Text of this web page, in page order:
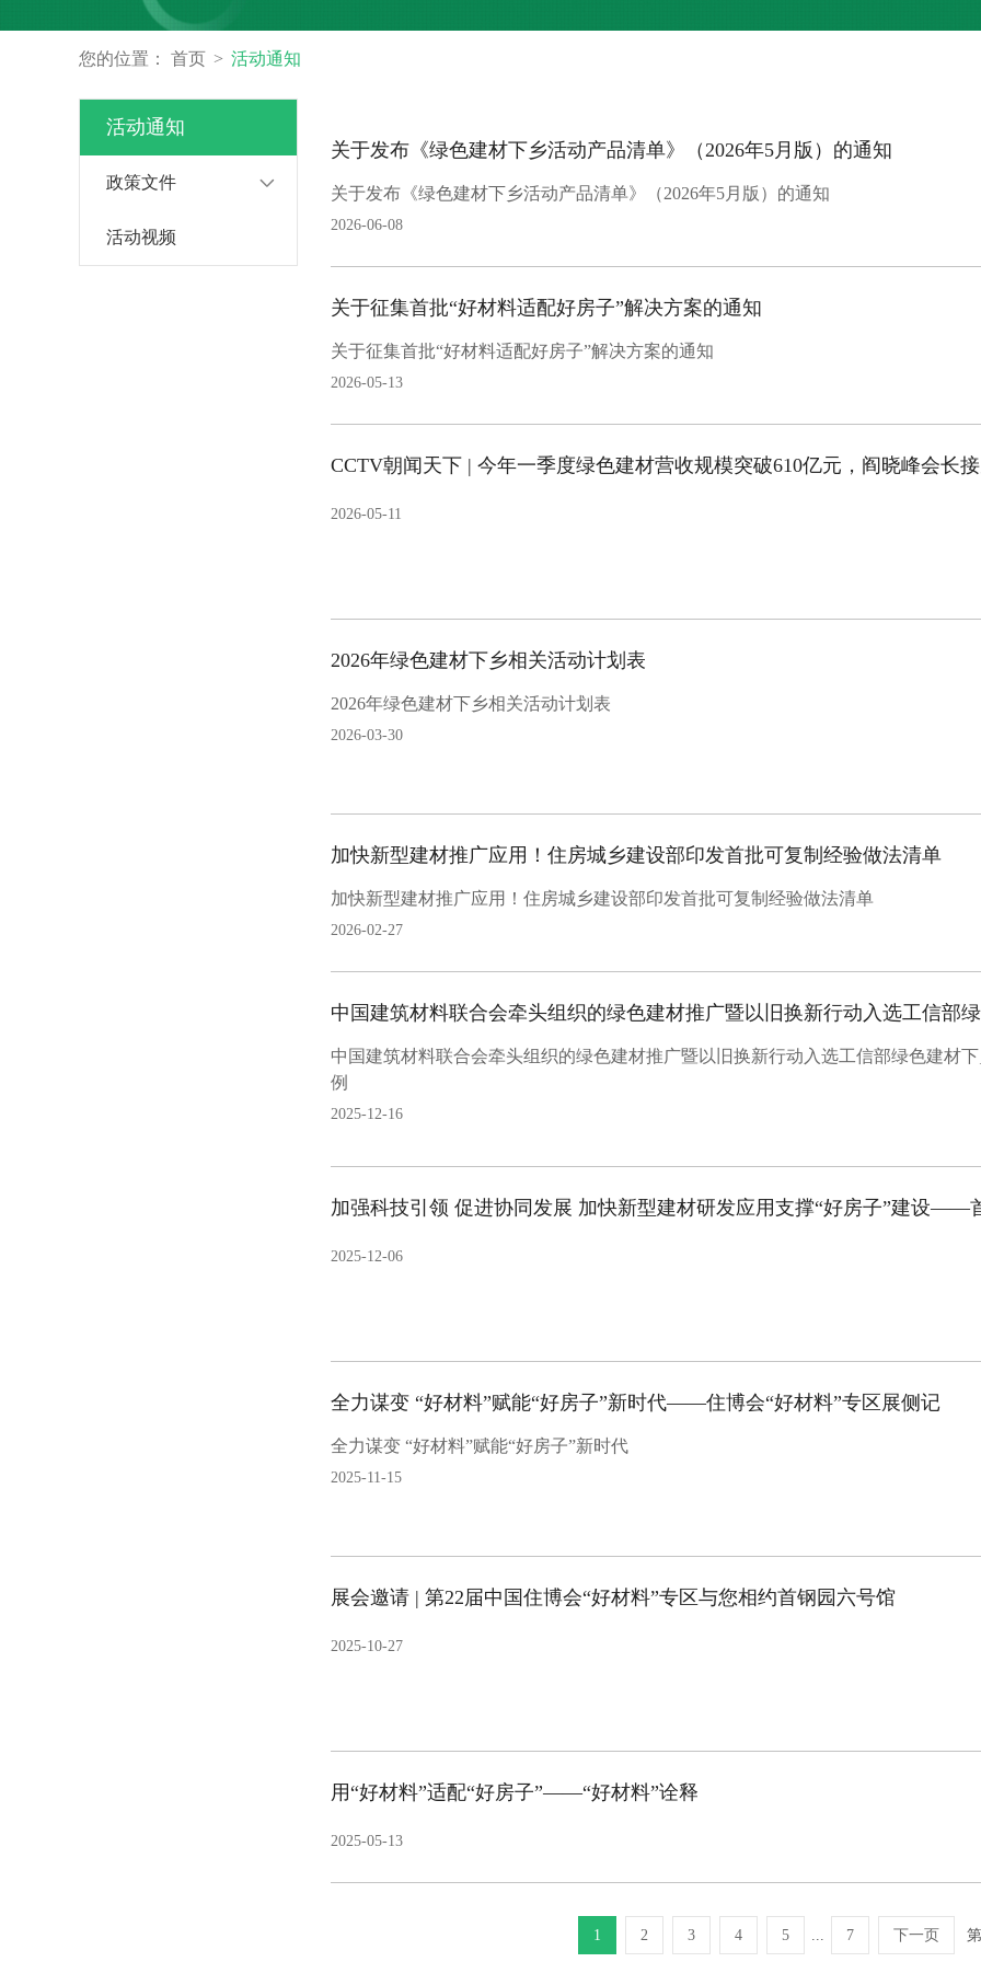
您的位置： 首页 活动通知
活动通知
政策文件
活动视频
关于发布《绿色建材下乡活动产品清单》（2026年5月版）的通知
关于发布《绿色建材下乡活动产品清单》（2026年5月版）的通知
2026-06-08
关于征集首批“好材料适配好房子”解决方案的通知
关于征集首批“好材料适配好房子”解决方案的通知
2026-05-13
CCTV朝闻天下 | 今年一季度绿色建材营收规模突破610亿元，阎晓峰会长
2026-05-11
2026年绿色建材下乡相关活动计划表
2026年绿色建材下乡相关活动计划表
2026-03-30
加快新型建材推广应用！住房城乡建设部印发首批可复制经验做法清单
加快新型建材推广应用！住房城乡建设部印发首批可复制经验做法清单
2026-02-27
中国建筑材料联合会牵头组织的绿色建材推广暨以旧换新行动入选工信部绿色建材
例
2025-12-16
2025-12-06
全力谋变 “好材料”赋能“好房子”新时代——住博会“好材料”专区展侧记
全力谋变 “好材料”赋能“好房子”新时代
2025-11-15
展会邀请 | 第22届中国住博会“好材料”专区与您相约首钢园六号馆
2025-10-27
用“好材料”适配“好房子”——“好材料”诠释
2025-05-13
1 2 3 4 5 ... 7 下一页